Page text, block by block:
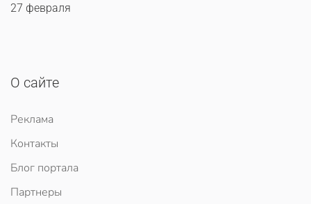
27 февраля
О сайте
Реклама
Контакты
Блог портала
Партнеры